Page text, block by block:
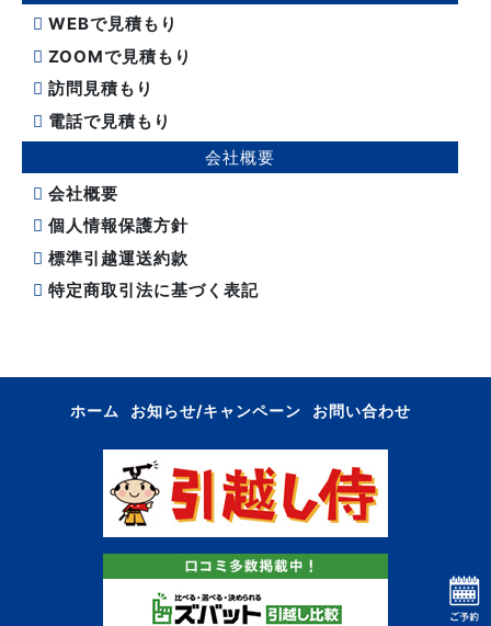
WEBで見積もり
ZOOMで見積もり
訪問見積もり
電話で見積もり
会社概要
会社概要
個人情報保護方針
標準引越運送約款
特定商取引法に基づく表記
ホーム お知らせ/キャンペーン お問い合わせ